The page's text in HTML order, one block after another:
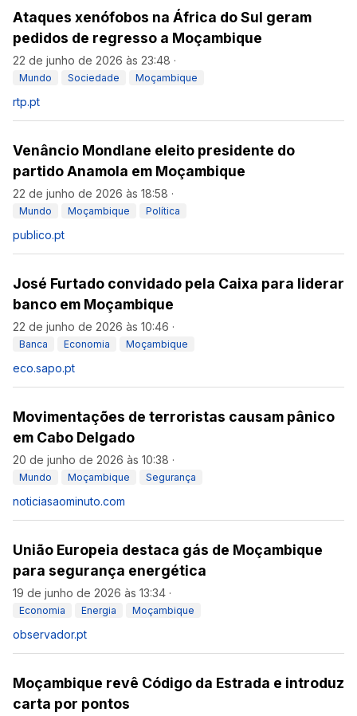
Ataques xenófobos na África do Sul geram
pedidos de regresso a Moçambique
22 de junho de 2026 às 23:48 ·
Mundo Sociedade Moçambique
rtp.pt
Venâncio Mondlane eleito presidente do
partido Anamola em Moçambique
22 de junho de 2026 às 18:58 ·
Mundo Moçambique Política
publico.pt
José Furtado convidado pela Caixa para liderar
banco em Moçambique
22 de junho de 2026 às 10:46 ·
Banca Economia Moçambique
eco.sapo.pt
Movimentações de terroristas causam pânico
em Cabo Delgado
20 de junho de 2026 às 10:38 ·
Mundo Moçambique Segurança
noticiasaominuto.com
União Europeia destaca gás de Moçambique
para segurança energética
19 de junho de 2026 às 13:34 ·
Economia Energia Moçambique
observador.pt
Moçambique revê Código da Estrada e introduz
carta por pontos